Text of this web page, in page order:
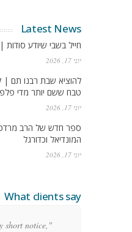
Latest News
חייל בשבי שיודע
יוני 17, 2026
להוציא שבת רבנו תם |
טבח ששם יותר מדי
יוני 17, 2026
ספר חדש של הרב
המונדיאל וכדורגל
יוני 17, 2026
What clients say
short notice,